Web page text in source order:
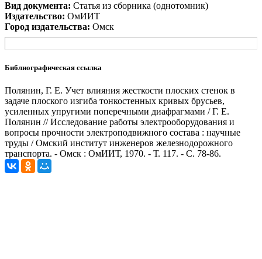
Вид документа: Статья из сборника (однотомник)
Издательство: ОмИИТ
Город издательства: Омск
Библиографическая ссылка
Полянин, Г. Е. Учет влияния жесткости плоских стенок в
задаче плоского изгиба тонкостенных кривых брусьев,
усиленных упругими поперечными диафрагмами / Г. Е.
Полянин // Исследование работы электрооборудования и
вопросы прочности электроподвижного состава : научные
труды / Омский институт инженеров железнодорожного
транспорта. - Омск : ОмИИТ, 1970. - Т. 117. - С. 78-86.